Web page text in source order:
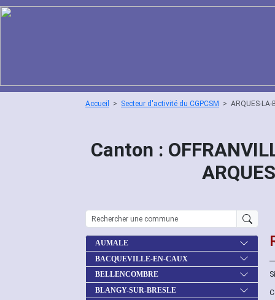
Accueil Secteur d'activité du CGPCSM ARQUES-LA-
Canton :
AUMALE
BACQUEVILLE-EN-CAUX
BELLENCOMBRE
BLANGY-SUR-BRESLE